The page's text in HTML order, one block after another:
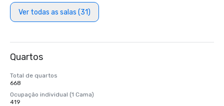
Ver todas as salas (31)
Quartos
Total de quartos
668
Ocupação individual (1 Cama)
419